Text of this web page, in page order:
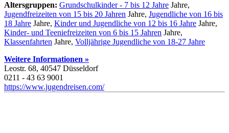
Altersgruppen: Grundschulkinder - 7 bis 12 Jahre Jahre,
Jugendfreizeiten von 15 bis 20 Jahren Jahre, Jugendliche von 16 bis
18 Jahre Jahre, Kinder und Jugendliche von 12 bis 16 Jahre Jahre,
Kinder- und Teeniefreizeiten von 6 bis 15 Jahren Jahre,
Klassenfahrten Jahre, Volljährige Jugendliche von 18-27 Jahre
Weitere Informationen »
Leostr. 68, 40547 Düsseldorf
0211 - 43 63 9001
https://www.jugendreisen.com/